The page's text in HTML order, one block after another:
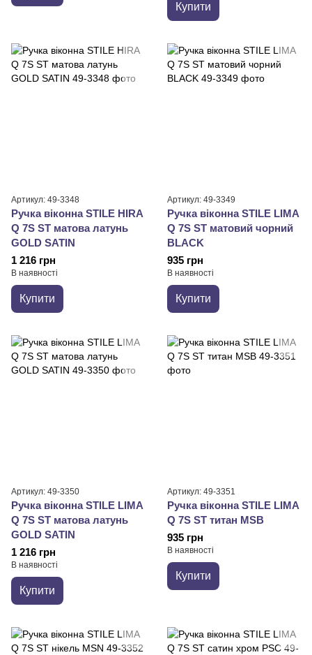
Купити
Артикул: 49-3348
Ручка віконна STILE HIRA
Q 7S ST матова латунь
GOLD SATIN
1 216 грн
В наявності
Купити
Артикул: 49-3349
Ручка віконна STILE LIMA
Q 7S ST матовий чорний
BLACK
935 грн
В наявності
Купити
Артикул: 49-3350
Ручка віконна STILE LIMA
Q 7S ST матова латунь
GOLD SATIN
1 216 грн
В наявності
Купити
Артикул: 49-3351
Ручка віконна STILE LIMA
Q 7S ST титан MSB
935 грн
В наявності
Купити